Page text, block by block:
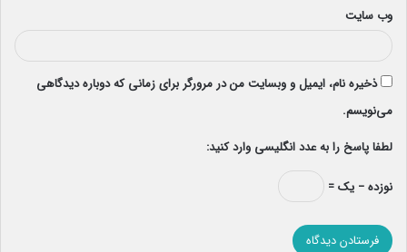
وب‌ سایت
ذخیره نام، ایمیل و وبسایت من در مرورگر برای زمانی که دوباره دیدگاهی
می‌نویسم.
لطفا پاسخ را به عدد انگلیسی وارد کنید:
نوزده − یک =